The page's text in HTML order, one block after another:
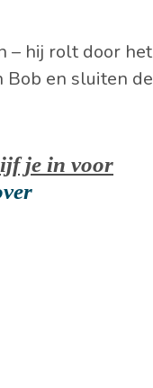
– hij rolt door het
Bob en sluiten de
je in voor